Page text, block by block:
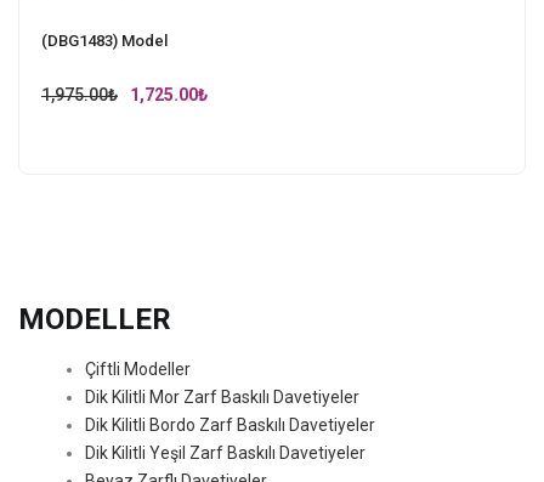
(DBG1483) Model
1,975.00₺
Original
1,725.00₺Current
MODELLER
Çiftli Modeller
Dik Kilitli Mor Zarf Baskılı Davetiyeler
Dik Kilitli Bordo Zarf Baskılı Davetiyeler
Dik Kilitli Yeşil Zarf Baskılı Davetiyeler